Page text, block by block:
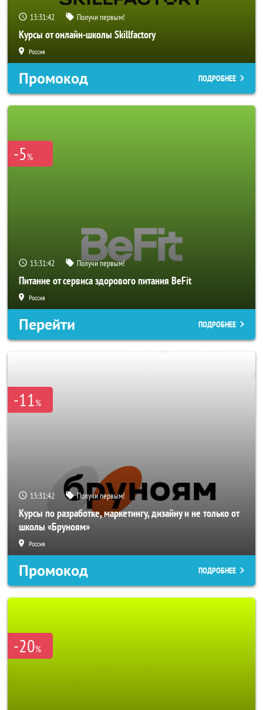
13:31:40 Получи первым!
Курсы от онлайн-школы Skillfactory
Россия
Промокод ПОДРОБНЕЕ
-5%
13:31:40 Получи первым!
Питание от сервиса здорового питания BeFit
Россия
Перейти ПОДРОБНЕЕ
-11%
13:31:40 Получи первым!
Курсы по разработке, маркетингу, дизайну и не только от
школы «Бруноям»
Россия
Промокод ПОДРОБНЕЕ
-20%